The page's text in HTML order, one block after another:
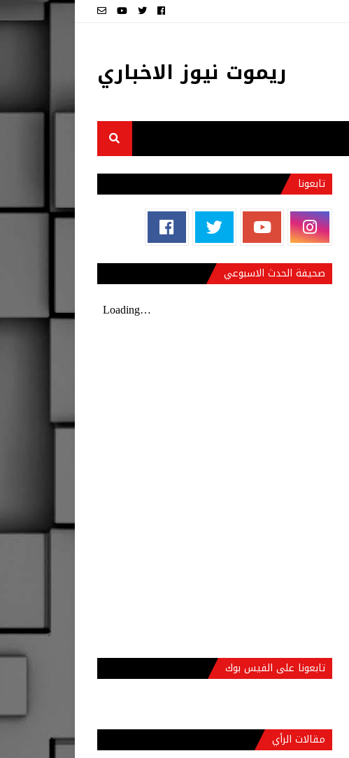
ريموت نيوز الاخباري
تابعونا
صحيفة الحدث الاسبوعي
تابعونا على الفيس بوك
مقالات الرأي